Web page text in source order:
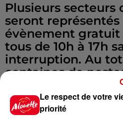
Plusieurs secteurs
seront
évènement gratuit
tous de 10h à 17h
interruption. Au
centaines de
pourvoir, tous
confondus (CDI,
alternance,
Le respect de votre
priorité